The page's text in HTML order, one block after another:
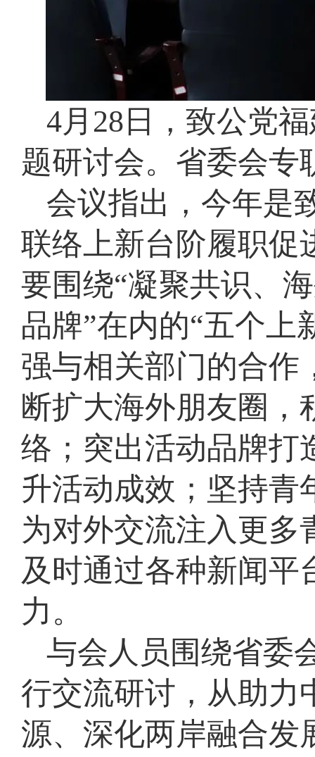
4月28日，致公党
题研讨会。省委会专
会议指出，今年是
联络上新台阶履职促
要围绕“凝聚共识、
品牌”在内的“五个上
强与相关部门的合作
断扩大海外朋友圈，
络；突出活动品牌打
升活动成效；坚持青
为对外交流注入更多
及时通过各种新闻平
力。
与会人员围绕省委
行交流研讨，从助力
源、深化两岸融合发